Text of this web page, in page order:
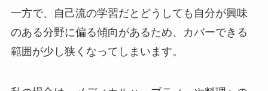
一方で、自己流の学習だとどうしても自分が興味
のある分野に偏る傾向があるため、カバーできる
範囲が少し狭くなってしまいます。